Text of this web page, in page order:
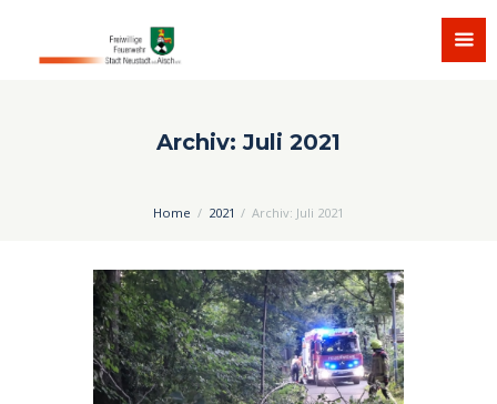
Archiv: Juli 2021
Home 2021 Archiv: Juli 2021